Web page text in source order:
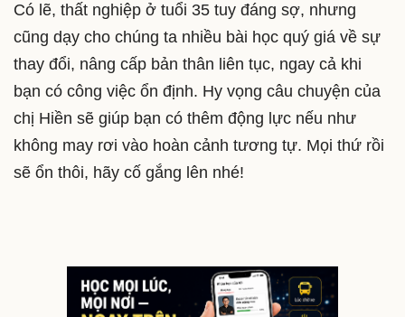
Có lẽ, thất nghiệp ở tuổi 35 tuy đáng sợ, nhưng
cũng dạy cho chúng ta nhiều bài học quý giá về sự
thay đổi, nâng cấp bản thân liên tục, ngay cả khi
bạn có công việc ổn định. Hy vọng câu chuyện của
chị Hiền sẽ giúp bạn có thêm động lực nếu như
không may rơi vào hoàn cảnh tương tự. Mọi thứ rồi
sẽ ổn thôi, hãy cố gắng lên nhé!